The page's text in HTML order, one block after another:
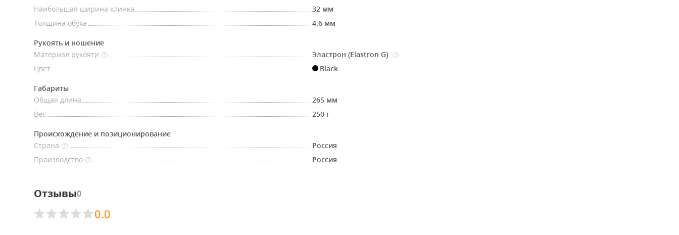
Наибольшая ширина клинка
32 мм
Толщина обуха
4.6 мм
Рукоять и ношение
Материал рукояти
? Эластрон (Elastron G) ?
Цвет Black
Габариты
Общая длина
265 мм
Вес
250 г
Происхождение и позиционирование
Страна
?
Россия
Производство
? Россия
Отзывы0
0.0